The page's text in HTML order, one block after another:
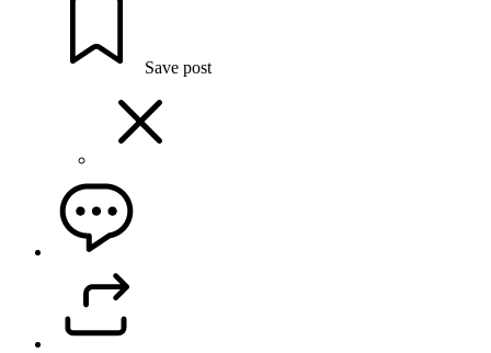
Save post